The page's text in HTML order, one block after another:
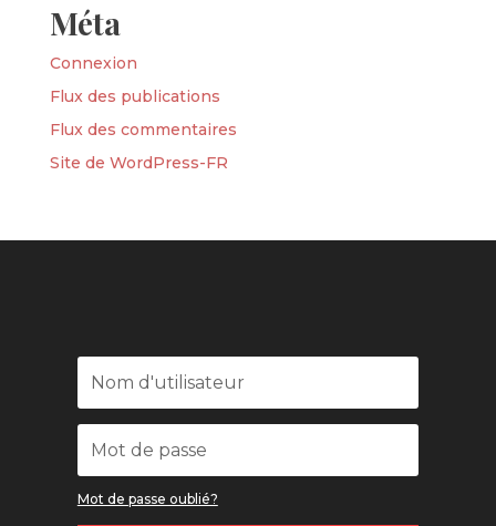
Méta
Connexion
Flux des publications
Flux des commentaires
Site de WordPress-FR
Mot de passe oublié?